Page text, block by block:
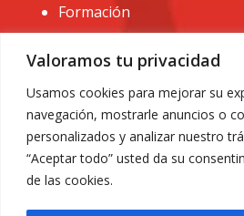
Valoramos tu privacidad
Usamos cookies para mejorar su
navegación, mostrarle anuncios o
personalizados y analizar nuestro
“Aceptar todo” usted da su
de las cookies.
Formación
CONTACTO:
968 25 01 20
C/ Huerto de las bombas